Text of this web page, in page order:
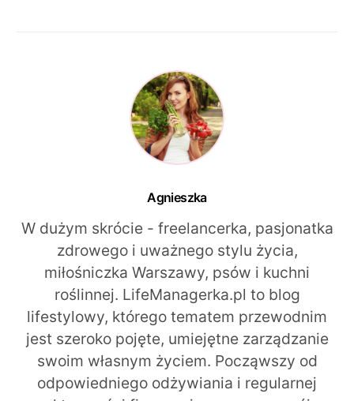
Agnieszka
W dużym skrócie - freelancerka, pasjonatka
zdrowego i uważnego stylu życia,
miłośniczka Warszawy, psów i kuchni
roślinnej. LifeManagerka.pl to blog
lifestylowy, którego tematem przewodnim
jest szeroko pojęte, umiejętne zarządzanie
swoim własnym życiem. Począwszy od
odpowiedniego odżywiania i regularnej